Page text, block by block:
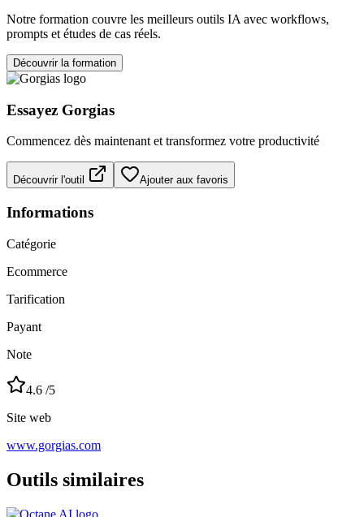
Notre formation couvre les meilleurs outils IA avec workflows,
prompts et études de cas réels.
Découvrir la formation
Essayez Gorgias
Commencez dès maintenant et transformez votre productivité
Découvrir l'outil Ajouter aux favoris
Informations
Catégorie
Ecommerce
Tarification
Payant
Note
4.6 /5
Site web
www.gorgias.com
Outils similaires